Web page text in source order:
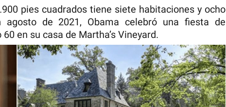
pies cuadrados tiene siete habitaciones y ocho
agosto de 2021, Obama celebró una fiesta de
en su casa de Martha’s Vineyard.